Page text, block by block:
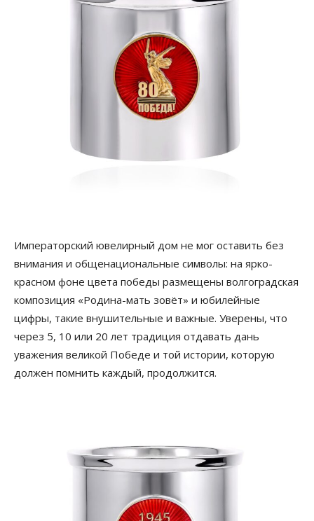
Императорский ювелирный дом не мог оставить без
внимания и общенациональные символы: на ярко-
красном фоне цвета победы размещены волгоградская
композиция «Родина-мать зовёт» и юбилейные
цифры, такие внушительные и важные. Уверены, что
через 5, 10 или 20 лет традиция отдавать дань
уважения великой Победе и той истории, которую
должен помнить каждый, продолжится.